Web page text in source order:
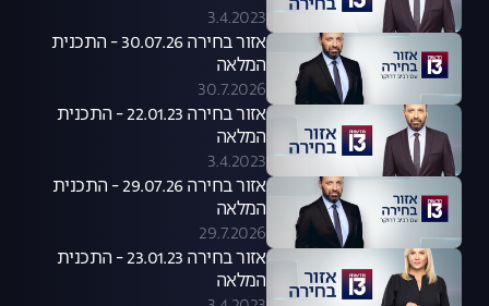
3.4.2023
אזור בחירה 30.07.26 - התכנית
המלאה
30.7.2026
אזור בחירה 22.01.23 - התכנית
המלאה
3.4.2023
אזור בחירה 29.07.26 - התכנית
המלאה
29.7.2026
אזור בחירה 23.01.23 - התכנית
המלאה